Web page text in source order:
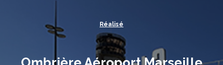
Réalisé